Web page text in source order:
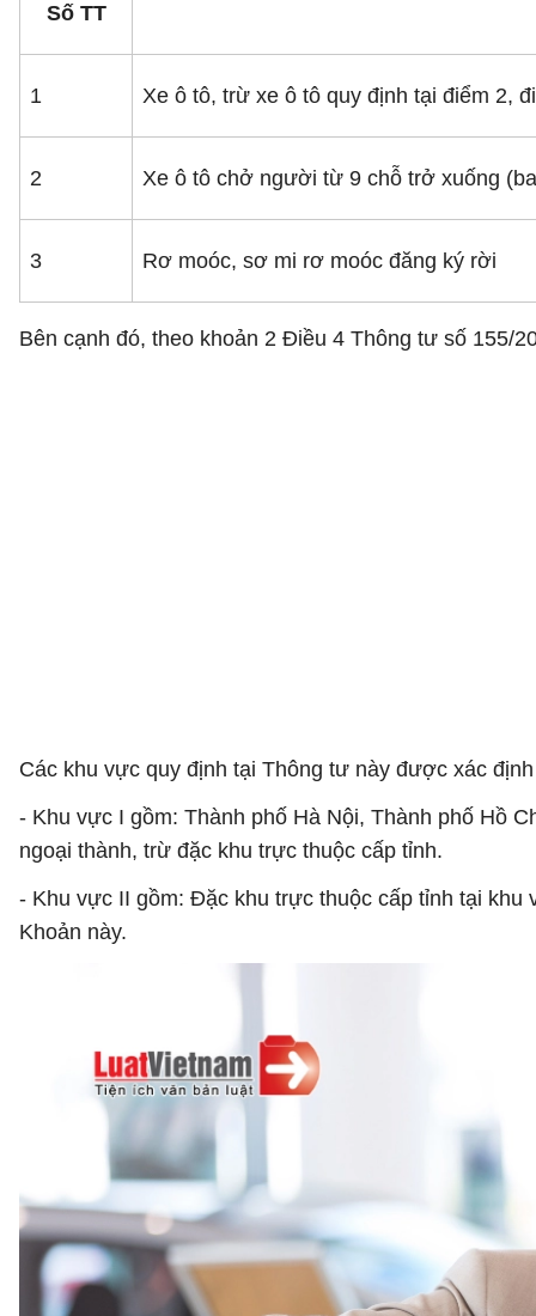
Số TT
1 Xe ô tô, trừ xe ô tô quy định tại điểm 2,
2 Xe ô tô chở người từ 9 chỗ trở xuống
3 Rơ moóc, sơ mi rơ moóc đăng ký rời
Bên cạnh đó, theo khoản 2 Điều 4 Thông tư số 155/
Các khu vực quy định tại Thông tư này được xác
- Khu vực I gồm: Thành phố Hà Nội, Thành phố Hồ
ngoại thành, trừ đặc khu trực thuộc cấp tỉnh.
- Khu vực II gồm: Đặc khu trực thuộc cấp tỉnh tại
Khoản này.